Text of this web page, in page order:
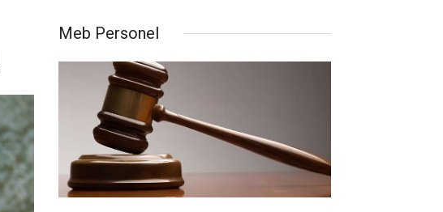
Meb Personel